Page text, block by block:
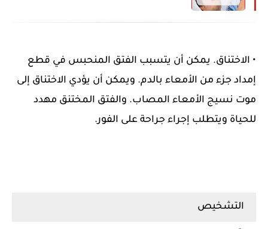
• الاختناق. يمكن أن يتسبب الفتق المنحبس في قطع
إمداد جزء من الأمعاء بالدم. ويمكن أن يؤدي الاختناق إلى
موت نسيج الأمعاء المصاب. والفتق المختنق مهدد
للحياة ويتطلب إجراء جراحة على الفور.
التشخيص